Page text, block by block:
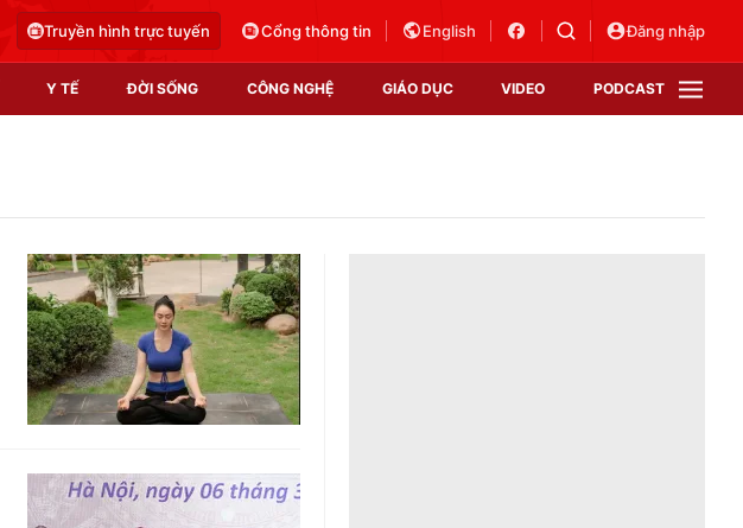
Truyền hình trực tuyến Cổng thông tin English Đăng nhập
Y TẾ ĐỜI SỐNG CÔNG NGHỆ GIÁO DỤC VIDEO PODCAST
Video
Shorts video
Podcast
EMagazine
Photo
Infographic
VTV Sức khoẻ